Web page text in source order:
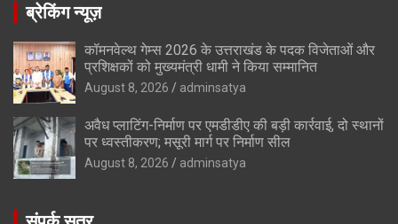
ब्रेकिंग न्यूज़
कॉमनवेल्थ गेम्स 2026 के उत्तराखंड के पदक विजेताओं और
प्रशिक्षकों को मुख्यमंत्री धामी ने किया सम्मानित
August 8, 2026 adminsatya
अवैध प्लाटिंग-निर्माण पर एमडीडीए की बड़ी कार्रवाई, दो स्थानों
पर ध्वस्तीकरण; मसूरी मार्ग पर निर्माण सील
August 8, 2026 adminsatya